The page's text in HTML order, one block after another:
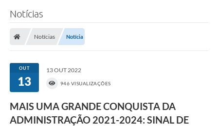
Notícias
Notícias Notícia
OUT
13
13 OUT 2022
946 VISUALIZAÇÕES
MAIS UMA GRANDE CONQUISTA DA
ADMINISTRAÇÃO 2021-2024: SINAL DE